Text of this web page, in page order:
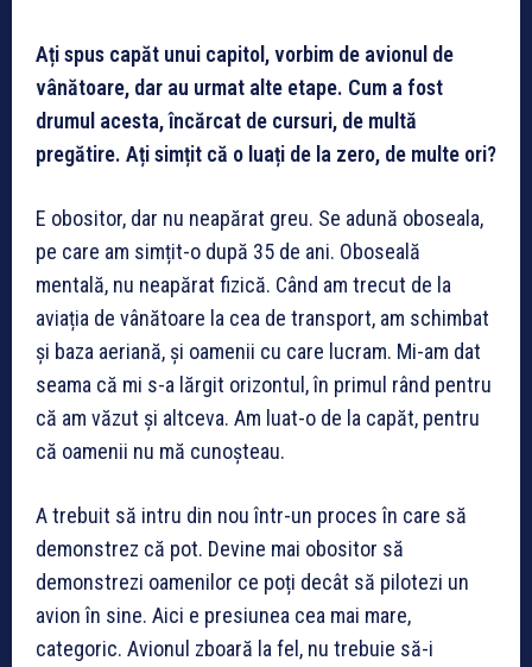
Ați spus capăt unui capitol, vorbim de avionul de
vânătoare, dar au urmat alte etape. Cum a fost
drumul acesta, încărcat de cursuri, de multă
pregătire. Ați simțit că o luați de la zero, de multe ori?
E obositor, dar nu neapărat greu. Se adună oboseala,
pe care am simțit-o după 35 de ani. Oboseală
mentală, nu neapărat fizică. Când am trecut de la
aviația de vânătoare la cea de transport, am schimbat
și baza aeriană, și oamenii cu care lucram. Mi-am dat
seama că mi s-a lărgit orizontul, în primul rând pentru
că am văzut și altceva. Am luat-o de la capăt, pentru
că oamenii nu mă cunoșteau.
A trebuit să intru din nou într-un proces în care să
demonstrez că pot. Devine mai obositor să
demonstrezi oamenilor ce poți decât să pilotezi un
avion în sine. Aici e presiunea cea mai mare,
categoric. Avionul zboară la fel, nu trebuie să-i